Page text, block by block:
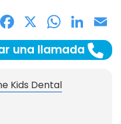
Facebook
X
una llamada
Kids Dental